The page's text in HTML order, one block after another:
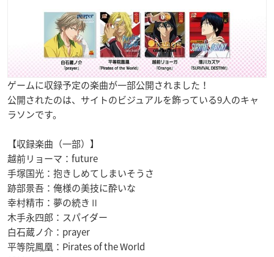
ゲームに収録予定の楽曲が一部公開されました！
公開されたのは、サイトのビジュアルを飾っている9人のキャ
ラソンです。
【収録楽曲（一部）】
越前リョーマ：future
手塚国光：抱きしめてしまいそうさ
跡部景吾：俺様の美技に酔いな
幸村精市：夢の続きⅡ
木手永四郎：スパイダー
白石蔵ノ介：prayer
平等院鳳凰：Pirates of the World